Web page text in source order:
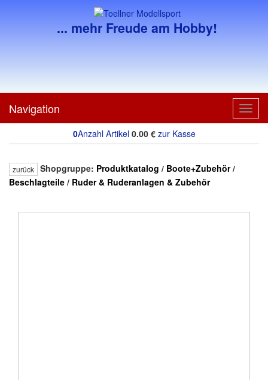
... mehr Freude am Hobby!
Navigation
0Anzahl Artikel 0.00€ zur Kasse
zurück Shopgruppe: Produktkatalog / Boote+Zubehör/
Beschlagteile / Ruder & Ruderanlagen & Zubehör